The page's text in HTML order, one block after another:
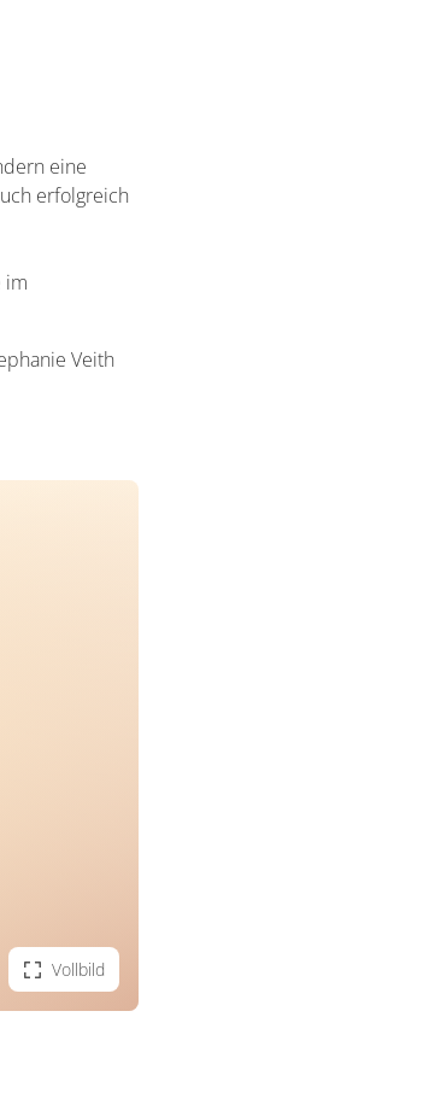
eine
erfolgreich
im
Veith
Vollbild